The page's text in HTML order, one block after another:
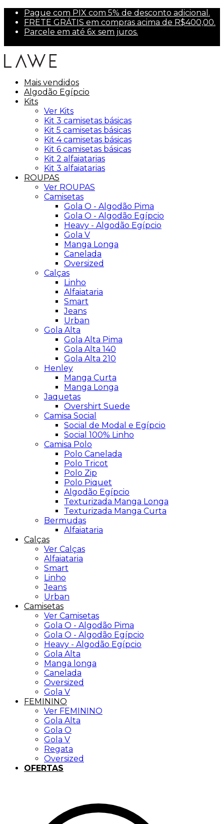
Pague com PIX com 5% de desconto adicional.
FRETE GRÁTIS em compras acima de R$400,00.
Parcele em até 6x sem juros.
Mais vendidos
Algodão Egípcio
Kits
Ver Kits
Kit 3 camisetas básicas
Kit 5 camisetas básicas
Kit 4 camisetas básicas
Kit 6 camisetas básicas
Kit 2 alfaiatarias
Kit 3 alfaiatarias
ROUPAS
Ver ROUPAS
Camisetas
Gola O - Algodão Pima
Gola O - Algodão Egípcio
Heavy - Algodão Egípcio
Gola V
Manga Longa
Canelada
Oversized
Calças
Linho
Alfaiataria
Smart
Jeans
Urban
Gola Alta
Gola Alta Pima
Gola Alta 140
Gola Alta 210
Henley
Manga Curta
Manga Longa
Jaquetas
Overshirt Suede
Camisa Social
Social de Modal e Egípcio
Social 100% Linho
Camisa Polo
Polo Canelada
Polo Tricot
Polo Zip
Polo Piquet
Algodão Egípcio
Texturizada Manga Longa
Texturizada Manga Curta
Bermudas
Alfaiataria
Calças
Ver Calças
Alfaiataria
Smart
Linho
Jeans
Urban
Camisetas
Ver Camisetas
Gola O - Algodão Pima
Gola O - Algodão Egípcio
Heavy - Algodão Egípcio
Gola Alta
Manga longa
Canelada
Oversized
Gola V
FEMININO
Ver FEMININO
Gola Alta
Gola O
Gola V
Regata
Oversized
OFERTAS